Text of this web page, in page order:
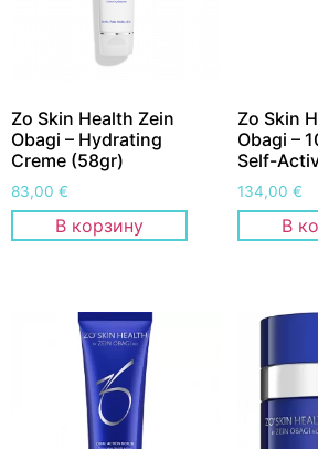
Zo Skin Health Zein
Obagi – Hydrating
Creme (58gr)
83,00 €
В корзину
Zo Skin
Obagi –
Self-
134,00€
В